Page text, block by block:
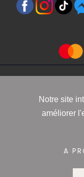
Notre site
améliorer
A